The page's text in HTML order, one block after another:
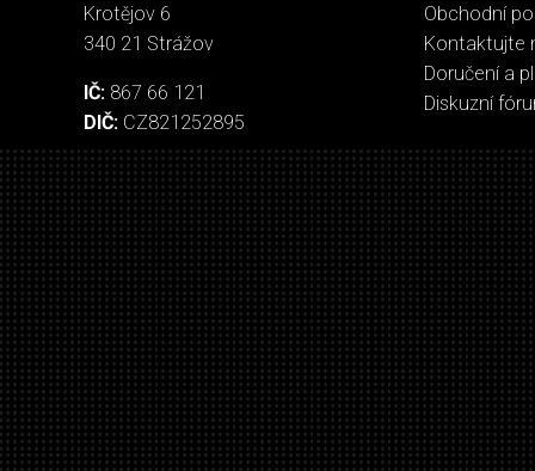
Krotějov 6
340 21 Strážov
IČ: 867 66 121
DIČ: CZ821252895
Obchodní
Kontaktujte
Doručení a
Diskuzní